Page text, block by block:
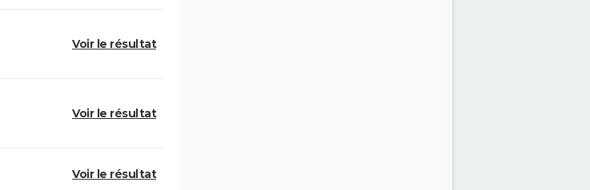
Voir le résultat
Voir le résultat
Voir le résultat